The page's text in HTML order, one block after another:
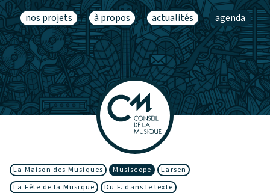
nos projets à propos actualités agenda
La Maison des Musiques Musiscope
Larsen
La Fête de la Musique
Du F. dans le texte